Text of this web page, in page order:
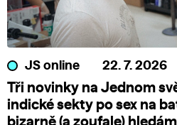
JS online 22. 7. 2026
Tři novinky na Jednom
indické sekty po sex na